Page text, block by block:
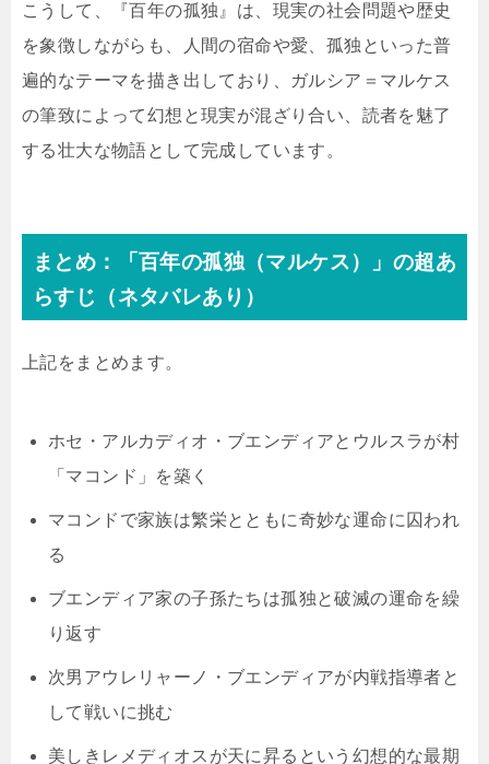
こうして、『百年の孤独』は、現実の社会問題や歴史
を象徴しながらも、人間の宿命や愛、孤独といった普
遍的なテーマを描き出しており、ガルシア＝マルケス
の筆致によって幻想と現実が混ざり合い、読者を魅了
する壮大な物語として完成しています。
まとめ：「百年の孤独（マルケス）」の超あ
らすじ（ネタバレあり）
上記をまとめます。
ホセ・アルカディオ・ブエンディアとウルスラが村
「マコンド」を築く
マコンドで家族は繁栄とともに奇妙な運命に囚われ
る
ブエンディア家の子孫たちは孤独と破滅の運命を繰
り返す
次男アウレリャーノ・ブエンディアが内戦指導者と
して戦いに挑む
美しきレメディオスが天に昇るという幻想的な最期